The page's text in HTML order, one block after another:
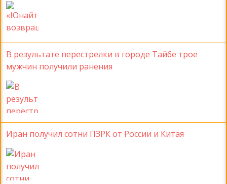
В результате перестрелки в городе Тайбе трое
мужчин получили ранения
Иран получил сотни ПЗРК от России и Китая